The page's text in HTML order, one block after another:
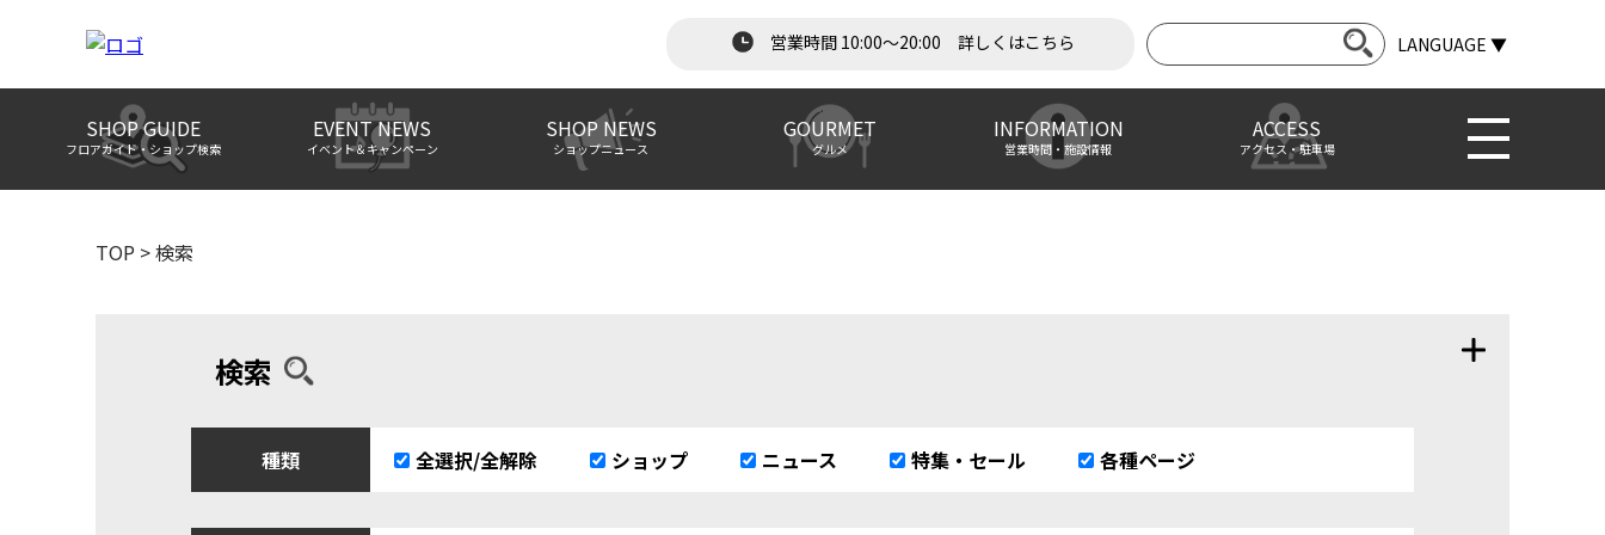
営業時間 10:00～20:00 詳しくはこちら LANGUAGE ▼
SHOP GUIDE
フロアガイド・ショップ検索
EVENT NEWS
イベント＆キャンペーン
SHOP NEWS
ショップニュース
GOURMET
グルメ
INFORMATION
営業時間・施設情報
ACCESS
アクセス・駐車場
TOP >検索
検索
種類 全選択/全解除 ショップ ニュース 特集・セール 各種ページ